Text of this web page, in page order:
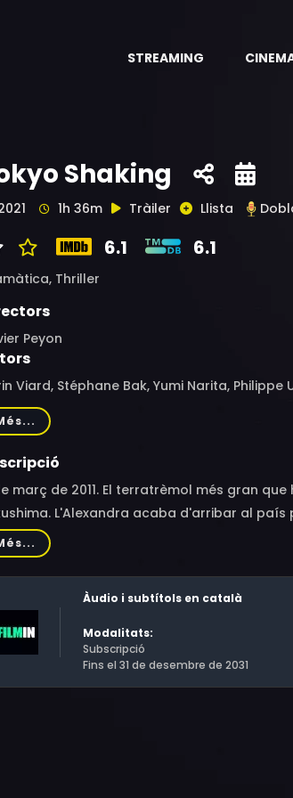
STREAMING
Shaking
1h 36m Tràiler Llista
6.1 6.1
Thriller
Peyon
Viard, Stéphane Bak, Yumi Narita,
Émilie Gavois-Kahn, Simon Ayache, Nola
Kentaro, Marie-Cécile Lucas
març de 2011. El terratrèmol més gran
L'Alexandra acaba d'arribar al
s'ha d'enfrontar a aquesta crisi
Àudio i subtítols en català
Modalitats:
Subscripció
Fins el 31 de desembre de 2031